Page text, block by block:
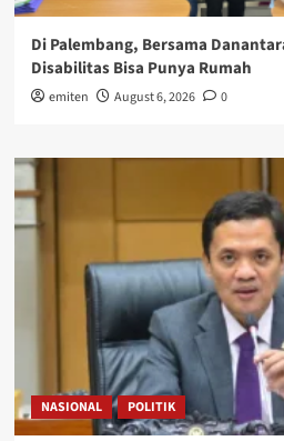
Di Palembang, Bersama
Disabilitas Bisa Punya Rumah
emiten August 6, 2026 0
NASIONAL POLITIK